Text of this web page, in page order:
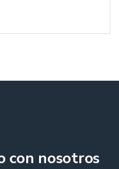
con nosotros